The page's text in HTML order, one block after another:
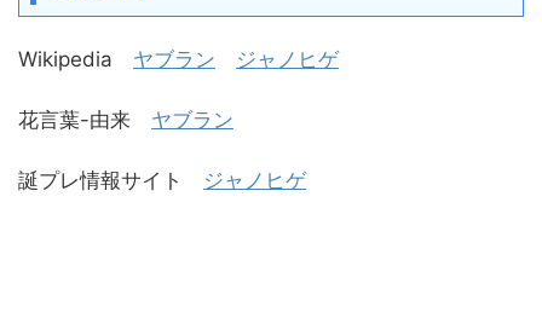
Wikipedia ヤブラン ジャノヒゲ
花言葉-由来 ヤブラン
誕プレ情報サイト ジャノヒゲ